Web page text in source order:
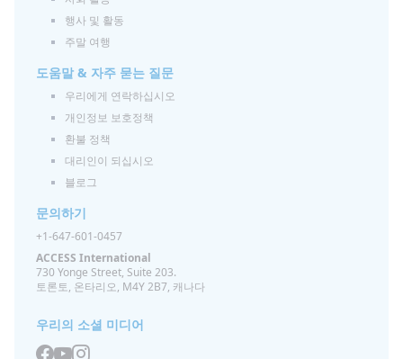
행사 및 활동
주말 여행
도움말 & 자주 묻는 질문
우리에게 연락하십시오
개인정보 보호정책
환불 정책
대리인이 되십시오
블로그
문의하기
+1-647-601-0457
ACCESS International
730 Yonge Street, Suite 203.
토론토, 온타리오, M4Y 2B7, 캐나다
우리의 소셜 미디어